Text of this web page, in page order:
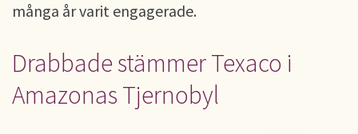
många år varit engagerade.
Drabbade stämmer Texaco i
Amazonas Tjernobyl